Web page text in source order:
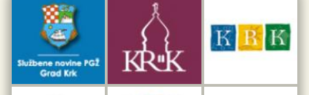
Dar iz Krka
Interpretacijski centar pomorske baštine